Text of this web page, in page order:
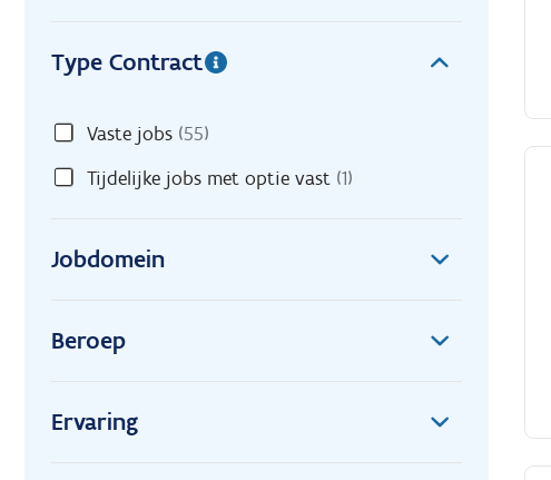
Type Contract
Vaste jobs (55)
Tijdelijke jobs met optie vast (1)
Jobdomein
Beroep
Ervaring